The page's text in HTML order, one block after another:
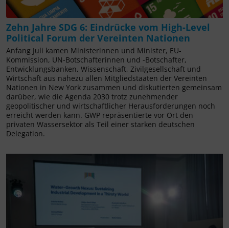
Zehn Jahre SDG 6: Eindrücke vom High-Level
Political Forum der Vereinten Nationen
Anfang Juli kamen Ministerinnen und Minister, EU-
Kommission, UN-Botschafterinnen und -Botschafter,
Entwicklungsbanken, Wissenschaft, Zivilgesellschaft und
Wirtschaft aus nahezu allen Mitgliedstaaten der Vereinten
Nationen in New York zusammen und diskutierten gemeinsam
darüber, wie die Agenda 2030 trotz zunehmender
geopolitischer und wirtschaftlicher Herausforderungen noch
erreicht werden kann. GWP repräsentierte vor Ort den
privaten Wassersektor als Teil einer starken deutschen
Delegation.